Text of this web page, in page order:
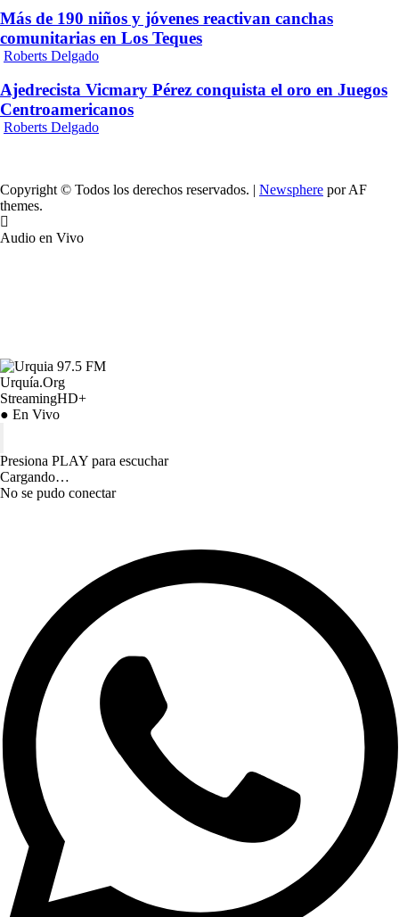
Más de 190 niños y jóvenes reactivan canchas
comunitarias en Los Teques
Roberts Delgado
Ajedrecista Vicmary Pérez conquista el oro en Juegos
Centroamericanos
Roberts Delgado
Copyright © Todos los derechos reservados. | Newsphere por AF
themes.
Audio en Vivo
Urquía.Org
StreamingHD+
● En Vivo
Presiona PLAY para escuchar
Cargando…
No se pudo conectar